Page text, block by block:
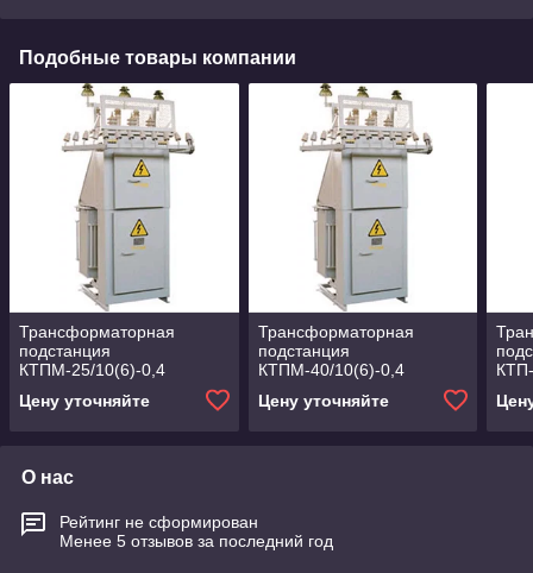
Подобные товары компании
Трансформаторная
подстанция
КТПМ-25/10(6)-0,4
Цену уточняйте
Трансформаторная
подстанция
КТПМ-40/10(6)-0,4
Цену уточняйте
О нас
Рейтинг не сформирован
Менее 5 отзывов за последний год